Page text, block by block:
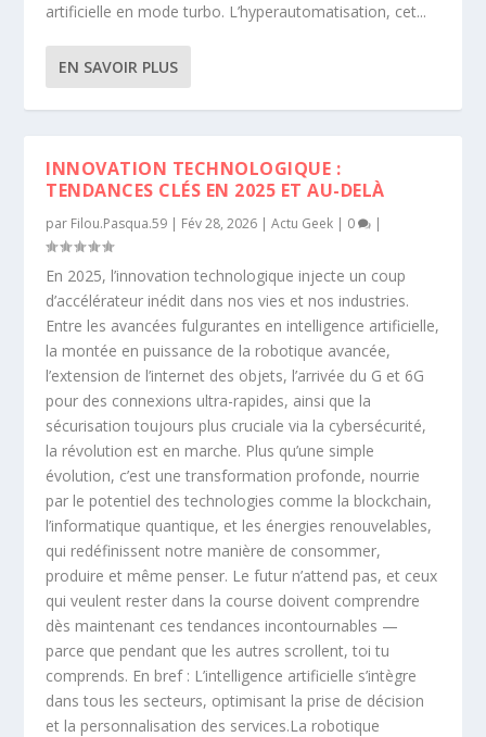
artificielle en mode turbo. L’hyperautomatisation, cet...
EN SAVOIR PLUS
INNOVATION TECHNOLOGIQUE :
TENDANCES CLÉS EN 2025 ET AU-DELÀ
par Filou.Pasqua.59 | Fév 28, 2026 |Actu Geek | 0 |
En 2025, l’innovation technologique injecte un coup
d’accélérateur inédit dans nos vies et nos industries.
Entre les avancées fulgurantes en intelligence artificielle,
la montée en puissance de la robotique avancée,
l’extension de l’internet des objets, l’arrivée du G et 6G
pour des connexions ultra-rapides, ainsi que la
sécurisation toujours plus cruciale via la cybersécurité,
la révolution est en marche. Plus qu’une simple
évolution, c’est une transformation profonde, nourrie
par le potentiel des technologies comme la blockchain,
l’informatique quantique, et les énergies renouvelables,
qui redéfinissent notre manière de consommer,
produire et même penser. Le futur n’attend pas, et ceux
qui veulent rester dans la course doivent comprendre
dès maintenant ces tendances incontournables —
parce que pendant que les autres scrollent, toi tu
comprends. En bref : L’intelligence artificielle s’intègre
dans tous les secteurs, optimisant la prise de décision
et la personnalisation des services.La robotique